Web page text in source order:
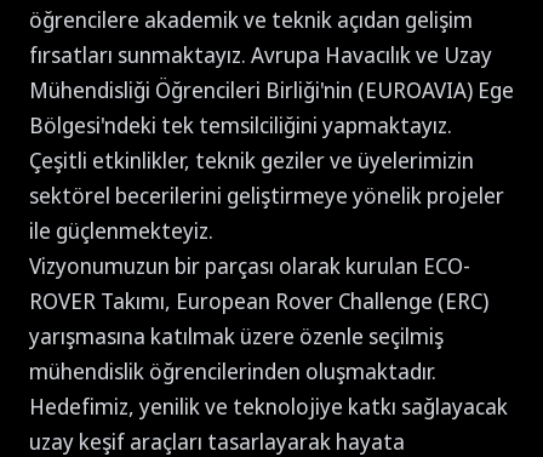
öğrencilere akademik ve teknik açıdan gelişim
fırsatları sunmaktayız. Avrupa Havacılık ve Uzay
Mühendisliği Öğrencileri Birliği'nin (EUROAVIA) Ege
Bölgesi'ndeki tek temsilciliğini yapmaktayız.
Çeşitli etkinlikler, teknik geziler ve üyelerimizin
sektörel becerilerini geliştirmeye yönelik projeler
ile güçlenmekteyiz.
Vizyonumuzun bir parçası olarak kurulan ECO-
ROVER Takımı, European Rover Challenge (ERC)
yarışmasına katılmak üzere özenle seçilmiş
mühendislik öğrencilerinden oluşmaktadır.
Hedefimiz, yenilik ve teknolojiye katkı sağlayacak
uzay keşif araçları tasarlayarak hayata